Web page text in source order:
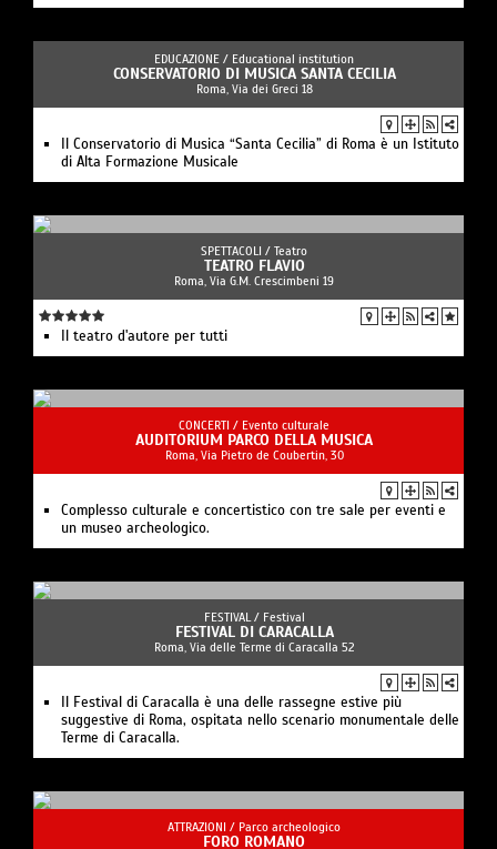
EDUCAZIONE / Educational institution
CONSERVATORIO DI MUSICA SANTA CECILIA
Roma, Via dei Greci 18
Il Conservatorio di Musica “Santa Cecilia” di Roma è un Istituto
di Alta Formazione Musicale
SPETTACOLI / Teatro
TEATRO FLAVIO
Roma, Via G.M. Crescimbeni 19
Il teatro d'autore per tutti
CONCERTI / Evento culturale
AUDITORIUM PARCO DELLA MUSICA
Roma, Via Pietro de Coubertin, 30
Complesso culturale e concertistico con tre sale per eventi e
un museo archeologico.
FESTIVAL / Festival
FESTIVAL DI CARACALLA
Roma, Via delle Terme di Caracalla 52
Il Festival di Caracalla è una delle rassegne estive più
suggestive di Roma, ospitata nello scenario monumentale delle
Terme di Caracalla.
ATTRAZIONI / Parco archeologico
FORO ROMANO